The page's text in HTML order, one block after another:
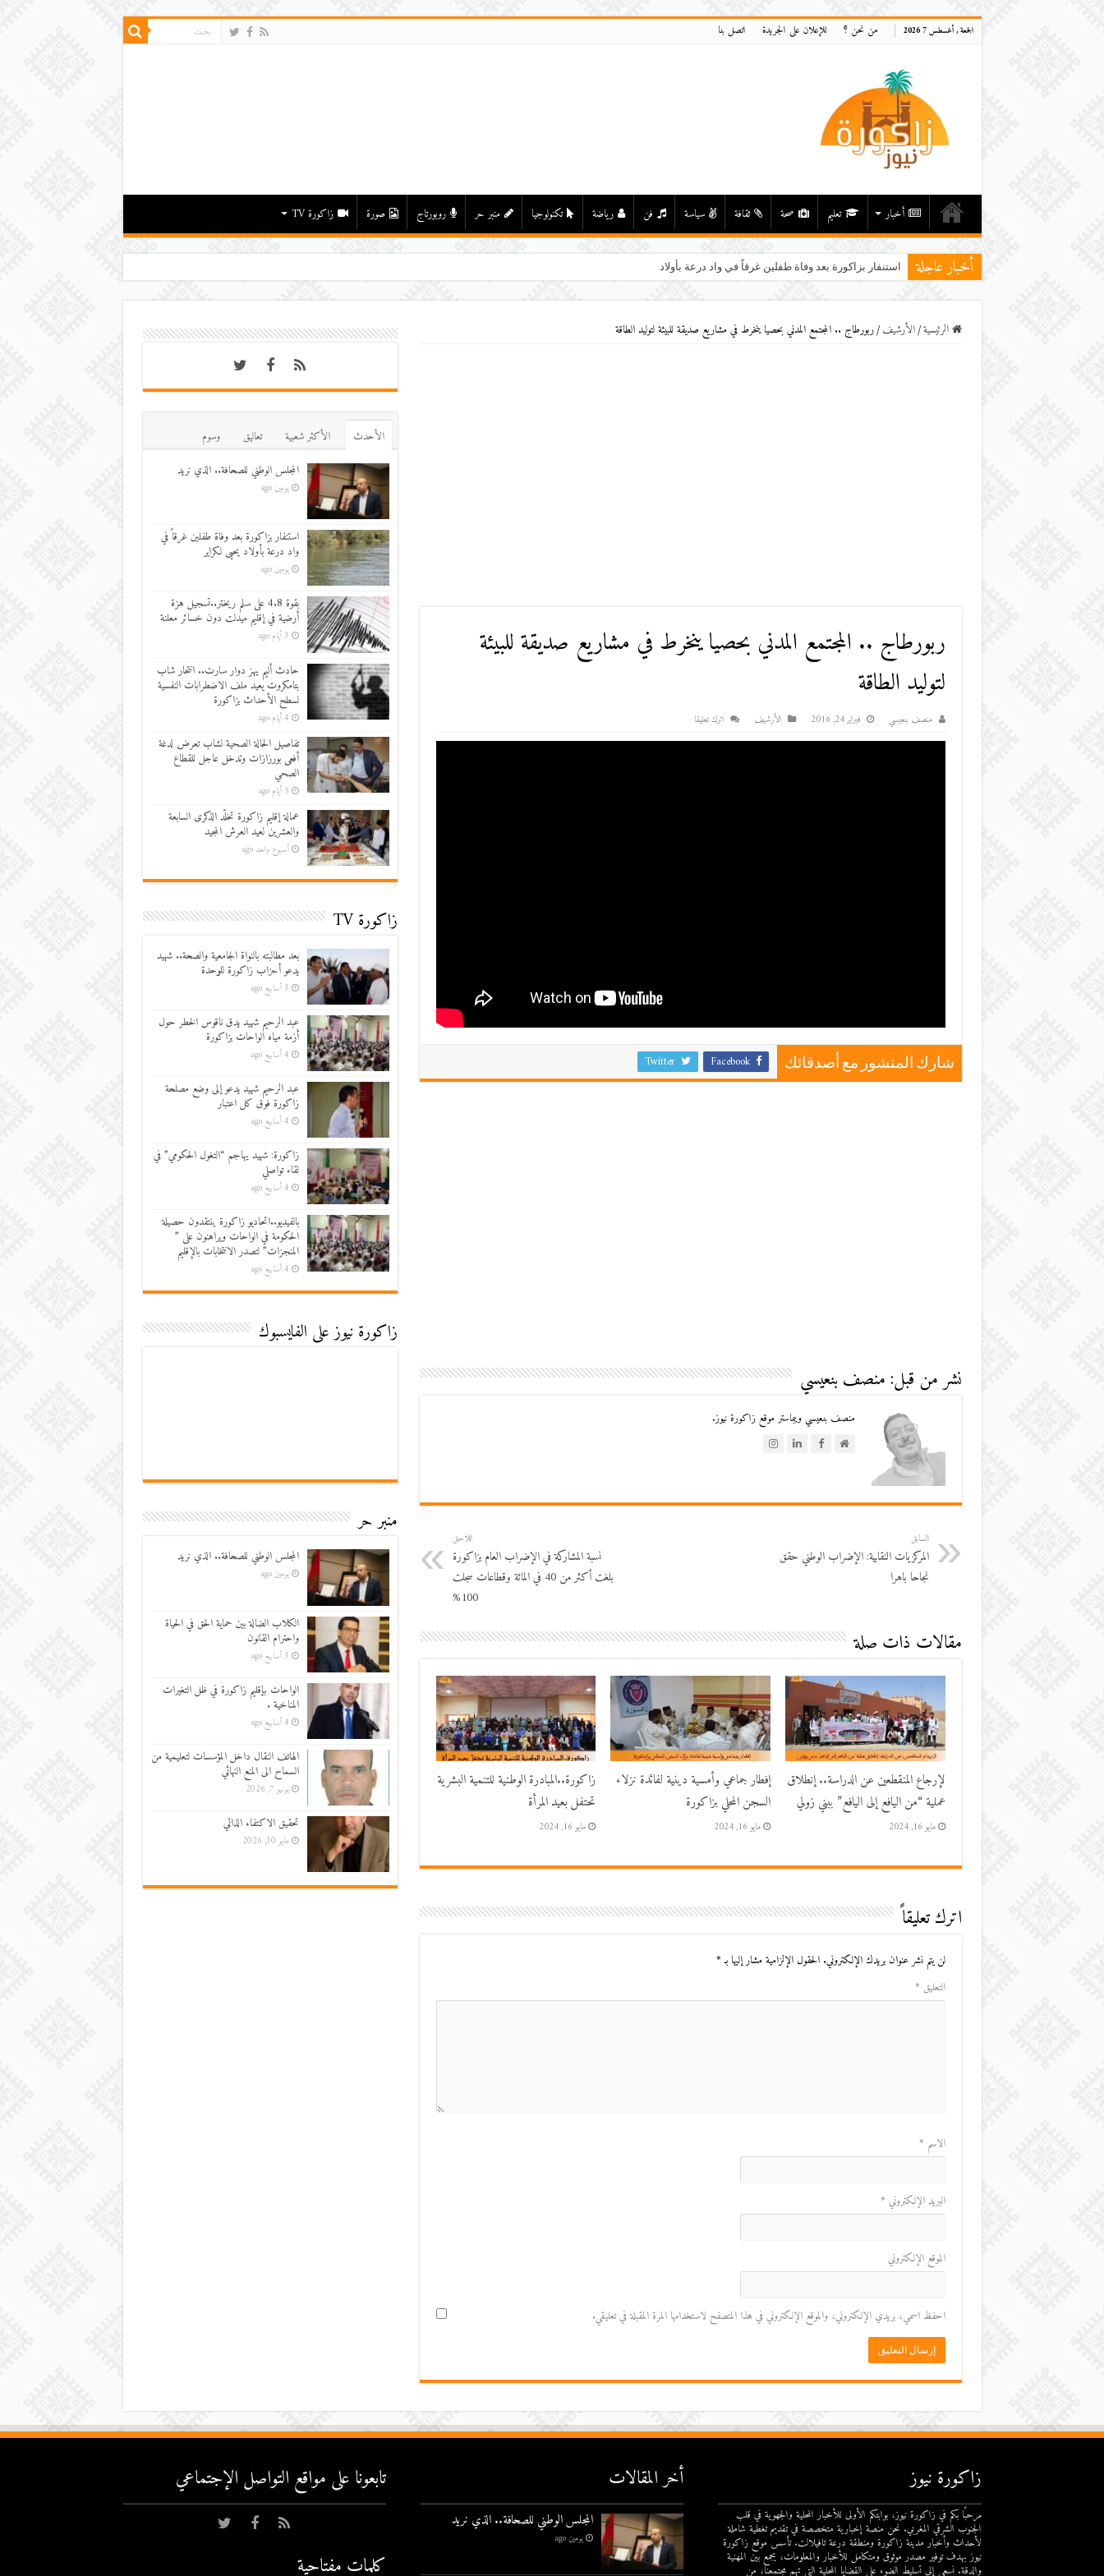
الجمعة , أغسطس 7 2026 من نحن ؟ للإعلان على الجريدة اتصل بنا
أخبار تعليم صحة ثقافة سياسة فن رياضة تكنولوجيا منبر حر روبورتاج صورة زاكورة TV
أخبار عاجلة استنفار بزاكورة بعد وفاة طفلين غرقاً في واد درعة بأولاد يحيى لكراير
الرئيسية/اﻷرشيف/ربورطاج .. المجتمع المدني بحصيا ينخرط في مشاريع صديقة للبيئة لتوليد الطاقة‎
ربورطاج .. المجتمع المدني بحصيا ينخرط في مشاريع صديقة للبيئة
لتوليد الطاقة‎
منصف بنعيسي فبراير 24, 2016 اﻷرشيف اترك تعليقا
شارك المنشور مع أصدقائك Facebook
Twitter
نشر من قبل: منصف بنعيسي
منصف بنعيسي ويبماستر موقع زاكورة نيوز.
السابق
المركزيات النقابية: الإضراب الوطني حقق
نجاحا باهرا
اللاحق
نسبة المشاركة في الإضراب العام بزاكورة
بلغت أكثر من 40 في المائة وقطاعات سجلت
100%
مقالات ذات صلة
لإرجاع المنقطعين عن الدراسة.. إنطلاق
عملية “من اليافع إلى اليافع” ببني زولي
مايو 16, 2024
إفطار جماعي وأمسية دينية لفائدة نزلاء
السجن المحلي بزاكورة
مايو 16, 2024
زاكورة..المبادرة الوطنية للتنمية البشرية
تحتفل بعيد المرأة
مايو 16, 2024
اترك تعليقاً
لن يتم نشر عنوان بريدك الإلكتروني. الحقول الإلزامية مشار إليها بـ*
التعليق *
الاسم *
البريد الإلكتروني *
الموقع الإلكتروني
احفظ اسمي، بريدي الإلكتروني، والموقع الإلكتروني في هذا المتصفح لاستخدامها المرة المقبلة في تعليقي.
اﻷحدث اﻷكثر شعبية تعاليق
وسوم
المجلس الوطني للصحافة.. الذي نريد
يومين ago
استنفار بزاكورة بعد وفاة طفلين غرقاً في
واد درعة بأولاد يحيى لكراير
يومين ago
بقوة 4.8 على سلم ريختر..تسجيل هزة
أرضية في إقليم ميدلت دون خسائر معلنة
3 أيام ago
حادث أليم يهز دوار سارت.. انتحار شاب
بتامكروت يعيد ملف الاضطرابات النفسية
لسطح الأحداث بزاكورة
4 أيام ago
تفاصيل الحالة الصحية لشاب تعرض لدغة
أفعى بورزازات وتدخل عاجل للقطاع
الصحي
5 أيام ago
عمالة إقليم زاكورة تخلّد الذكرى السابعة
والعشرين لعيد العرش المجيد
أسبوع واحد ago
زاكورة TV
بعد مطالبته بالنواة الجامعية والصحة.. شهيد
يدعو أحزاب زاكورة للوحدة
3 أسابيع ago
عبد الرحيم شهيد يدق ناقوس الخطر حول
أزمة مياه الواحات بزاكورة
4 أسابيع ago
عبد الرحيم شهيد يدعو إلى وضع مصلحة
زاكورة فوق كل اعتبار
4 أسابيع ago
زاكورة: شهيد يهاجم “التغول الحكومي” في
لقاء تواصلي
4 أسابيع ago
بالفيديو..اتحاديو زاكورة ينتقدون حصيلة
الحكومة في الواحات ويراهنون على ”
المنجزات” لتصدر الانتخابات بالإقليم
4 أسابيع ago
زاكورة نيوز على الفايسبوك
منبر حر
المجلس الوطني للصحافة.. الذي نريد
يومين ago
الكلاب الضالة بين حماية الحق في الحياة
واحترام القانون
3 أسابيع ago
الواحات بإقليم زاكورة في ظل التغيرات
المناخية .
4 أسابيع ago
الهاتف النقال داخل المؤسسات لتعليمية من
السماح الى المنع النهائي
يونيو 7, 2026
تحقيق الاكتفاء الذاتي
مايو 30, 2026
زاكورة نيوز
مرحبًا بكم في زاكورة نيوز، بوابتكم الأولى للأخبار المحلية والجهوية في قلب
الجنوب الشرقي المغربي. نحن منصة إخبارية متخصصة في تقديم تغطية شاملة
لأحداث وأخبار مدينة زاكورة ومنطقة درعة تافيلالت. تأسس موقع زاكورة
نيوز بهدف توفير مصدر موثوق ومتكامل للأخبار والمعلومات، يجمع بين المهنية
والدقة. نسعى إلى تسليط الضوء على القضايا المحلية التي تهم مجتمعنا، من
أخر المقالات
المجلس الوطني للصحافة.. الذي نريد
يومين ago
تابعونا على مواقع التواصل اﻹجتماعي
كلمات مفتاحية